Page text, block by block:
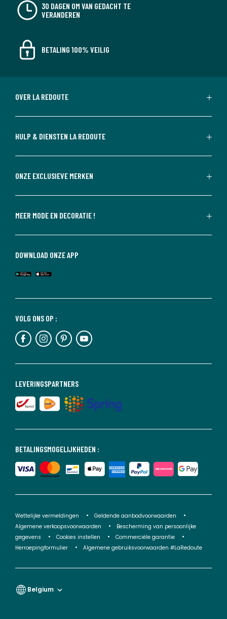
30 DAGEN OM VAN GEDACHT TE
VERANDEREN
BETALING 100% VEILIG
OVER LA REDOUTE
HULP & DIENSTEN LA REDOUTE
ONZE EXCLUSIEVE MERKEN
MEER MODE EN DECORATIE !
BETALINGSMOGELIJKHEDEN :
LEVERINGSPARTNERS
VOLG ONS OP :
DOWNLOAD ONZE APP
Wettelijke vermeldingen
Geldende aanbodvoorwaarden
Algemene verkoopsvoorwaarden
Bescherming van persoonlijke
gegevens
Cookies instellen
Commerciële garantie
Herroepingformulier
Algemene gebruiksvoorwaarden #LaRedoute
Belgium